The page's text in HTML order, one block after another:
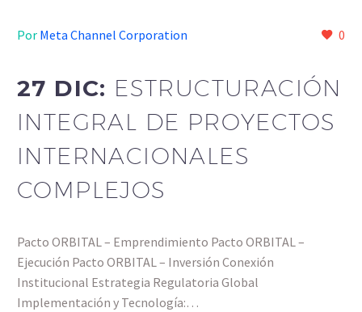
0
Por Meta Channel Corporation
27 DIC: ESTRUCTURACIÓN
INTEGRAL DE PROYECTOS
INTERNACIONALES
COMPLEJOS
Pacto ORBITAL – Emprendimiento Pacto ORBITAL –
Ejecución Pacto ORBITAL – Inversión Conexión
Institucional Estrategia Regulatoria Global
Implementación y Tecnología:…